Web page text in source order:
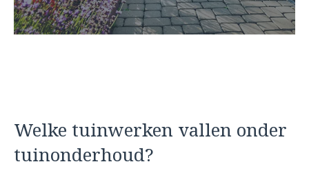
Welke tuinwerken vallen onder
tuinonderhoud?